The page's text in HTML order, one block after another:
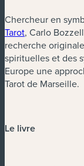
Chercheur en
Tarot(nouvelle
, Carlo
recherche
spirituelles et des
Europe une
Tarot de Marseille.
Le livre